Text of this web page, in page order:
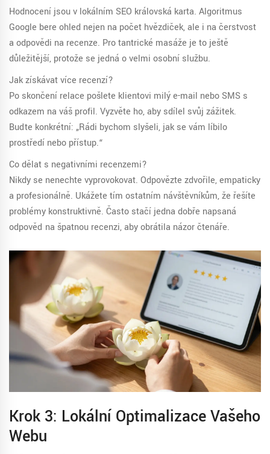
Hodnocení jsou v lokálním SEO královská karta. Algoritmus
Google bere ohled nejen na počet hvězdiček, ale i na čerstvost
a odpovědi na recenze. Protantrické masáže je to ještě
důležitější, protože se jedná o velmi osobní službu.
Jak získávat více recenzí?
Po skončení relace pošlete klientovi milý e-mail nebo SMS s
odkazem na váš profil. Vyzvěte ho, aby sdílel svůj zážitek.
Buďte konkrétní: „Rádi bychom slyšeli, jak se vám líbilo
prostředí nebo přístup.“
Co dělat s negativními recenzemi?
Nikdy se nenechte vyprovokovat. Odpovězte zdvořile, empaticky
a profesionálně. Ukážete tím ostatním návštěvníkům, že řešíte
problémy konstruktivně. Často stačí jedna dobře napsaná
odpověď na špatnou recenzi, aby obrátila názor čtenáře.
Krok 3: Lokální Optimalizace Vašeho
Webu